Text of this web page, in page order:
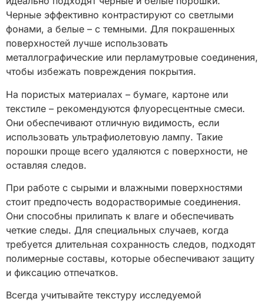
Черные эффективно контрастируют со светлыми
фонами, а белые – с темными. Для покрашенных
поверхностей лучше использовать
металлографические или перламутровые соединения,
чтобы избежать повреждения покрытия.
На пористых материалах – бумаге, картоне или
текстиле – рекомендуются флуоресцентные смеси.
Они обеспечивают отличную видимость, если
использовать ультрафиолетовую лампу. Такие
порошки проще всего удаляются с поверхности, не
оставляя следов.
При работе с сырыми и влажными поверхностями
стоит предпочесть водорастворимые соединения.
Они способны прилипать к влаге и обеспечивать
четкие следы. Для специальных случаев, когда
требуется длительная сохранность следов, подходят
полимерные составы, которые обеспечивают защиту
и фиксацию отпечатков.
Всегда учитывайте текстуру исследуемой